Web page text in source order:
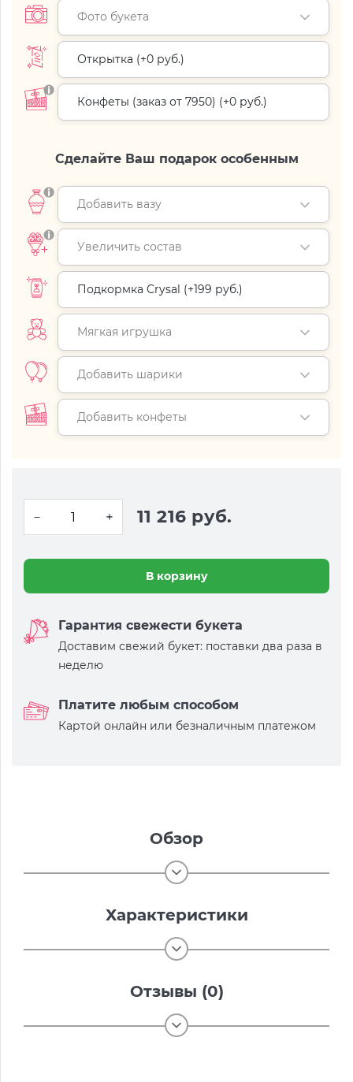
Фото букета
Открытка (+0 руб.)
Конфеты (заказ от 7950) (+0 руб.)
Сделайте Ваш подарок особенным
Добавить вазу
Увеличить состав
Подкормка Crysal (+199 руб.)
Мягкая игрушка
Добавить шарики
Добавить конфеты
11 216 руб.
В корзину
Гарантия свежести букета
Доставим свежий букет: поставки два раза в
неделю
Платите любым способом
Картой онлайн или безналичным платежом
Обзор
Характеристики
Отзывы (0)